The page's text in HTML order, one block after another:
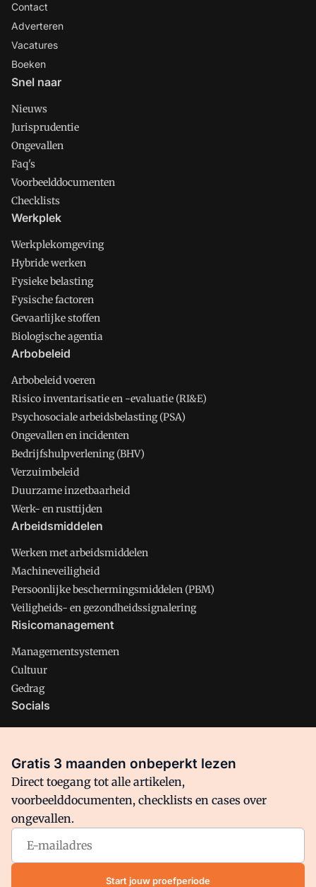
Contact
Adverteren
Vacatures
Boeken
Snel naar
Nieuws
Jurisprudentie
Ongevallen
Faq's
Voorbeelddocumenten
Checklists
Werkplek
Werkplekomgeving
Hybride werken
Fysieke belasting
Fysische factoren
Gevaarlijke stoffen
Biologische agentia
Arbobeleid
Arbobeleid voeren
Risico inventarisatie en -evaluatie (RI&E)
Psychosociale arbeidsbelasting (PSA)
Ongevallen en incidenten
Bedrijfshulpverlening (BHV)
Verzuimbeleid
Duurzame inzetbaarheid
Werk- en rusttijden
Arbeidsmiddelen
Werken met arbeidsmiddelen
Machineveiligheid
Persoonlijke beschermingsmiddelen (PBM)
Veiligheids- en gezondheidssignalering
Risicomanagement
Managementsystemen
Cultuur
Gedrag
Socials
Facebook
Arbo is onderdeel van VMN media. Lees inons manifestwaar
VMN media voor staat. Op gebruik van deze site zijn de
volgende regelingen van toepassing:Algemene Voorwaarden
Privacy en Cookie beleid|Privacy instellingen
Gratis 3 maanden onbeperkt lezen
Direct toegang tot alle artikelen,
voorbeelddocumenten, checklists en cases over
ongevallen.
Start jouw proefperiode